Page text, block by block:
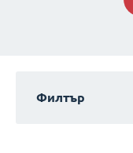
Филтър